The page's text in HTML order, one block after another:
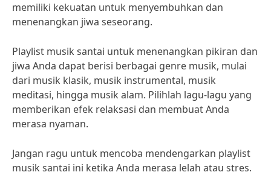
memiliki kekuatan untuk menyembuhkan dan
menenangkan jiwa seseorang.
Playlist musik santai untuk menenangkan pikiran dan
jiwa Anda dapat berisi berbagai genre musik, mulai
dari musik klasik, musik instrumental, musik
meditasi, hingga musik alam. Pilihlah lagu-lagu yang
memberikan efek relaksasi dan membuat Anda
merasa nyaman.
Jangan ragu untuk mencoba mendengarkan playlist
musik santai ini ketika Anda merasa lelah atau stres.